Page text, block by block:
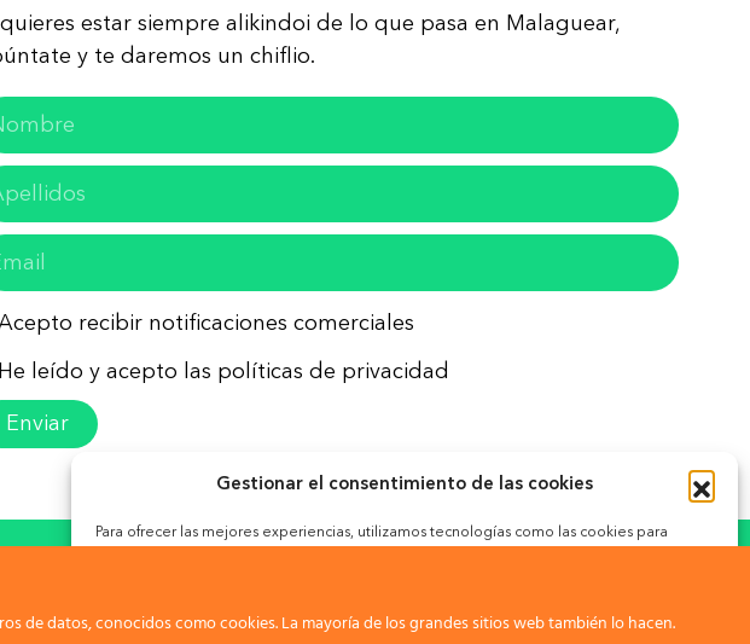
Gestionar el consentimiento de las cookies
Para ofrecer las mejores experiencias, utilizamos tecnologías como las cookies para
puede afectar negativamente a ciertas características y funciones.
estar siempre alikindoi de lo que pasa en Malaguear,
y te daremos un chiflio.
recibir notificaciones comerciales
He leído y acepto las políticas de privacidad
Enviar
Malaguear.com
de datos, conocidos como cookies. La mayoría de los grandes sitios web también lo hacen.